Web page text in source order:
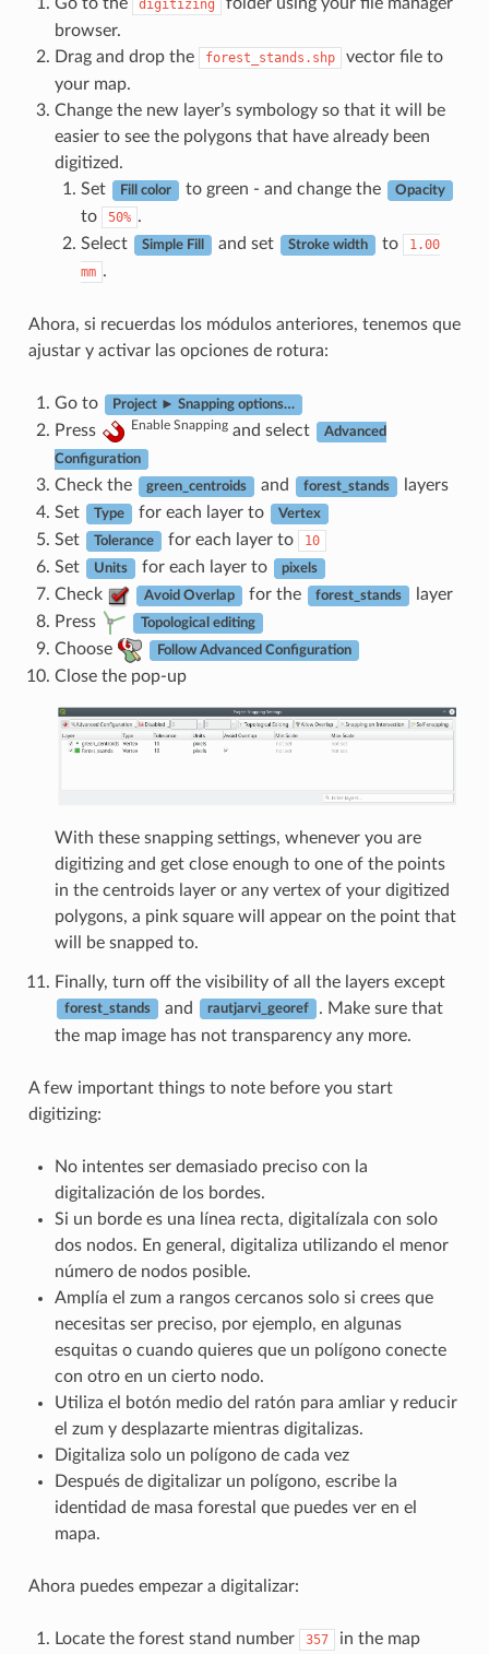
digitizing
browser.
Drag and drop the
forest_stands.shp
vector file to
your map.
Change the new layer’s symbology so that it will be
easier to see the polygons that have already been
digitized.
Set
Fill color to green - and change the Opacity
to 50% .
Select
Simple Fill and set Stroke width to
1.00
mm .
Ahora, si recuerdas los módulos anteriores, tenemos que
ajustar y activar las opciones de rotura:
Go to Project ► Snapping options…
Press Enable Snappingand select Advanced
Configuration
Check the green_centroids and forest_stands
layers
Set
Type for each layer to Vertex
Set Tolerance for each layer to 10
Set Units for each layer to pixels
Check Avoid Overlap for the forest_stands
layer
Press
Topological editing
Choose Follow Advanced Configuration
Close the pop-up
With these snapping settings, whenever you are
digitizing and get close enough to one of the points
in the centroids layer or any vertex of your digitized
polygons, a pink square will appear on the point that
will be snapped to.
Finally, turn off the visibility of all the layers except
forest_stands and rautjarvi_georef
. Make sure that
the map image has not transparency any more.
A few important things to note before you start
digitizing:
No intentes ser demasiado preciso con la
digitalización de los bordes.
Si un borde es una línea recta, digitalízala con solo
dos nodos. En general, digitaliza utilizando el menor
número de nodos posible.
Amplía el zum a rangos cercanos solo si crees que
necesitas ser preciso, por ejemplo, en algunas
esquitas o cuando quieres que un polígono conecte
con otro en un cierto nodo.
Utiliza el botón medio del ratón para amliar y reducir
el zum y desplazarte mientras digitalizas.
Digitaliza solo un polígono de cada vez
Después de digitalizar un polígono, escribe la
identidad de masa forestal que puedes ver en el
mapa.
Ahora puedes empezar a digitalizar:
Locate the forest stand number 357
in the map